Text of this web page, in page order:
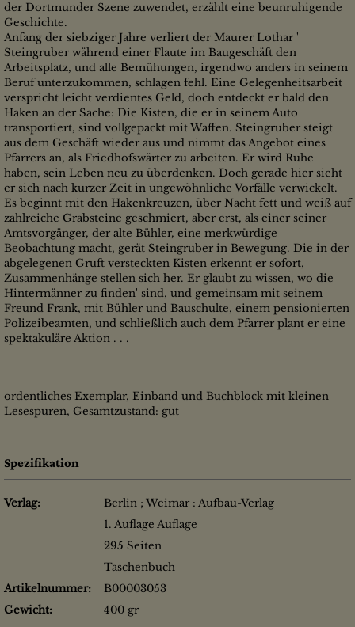
der Dortmunder Szene zuwendet, erzählt eine beunruhigende
Geschichte.
Anfang der siebziger Jahre verliert der Maurer Lothar '
Steingruber während einer Flaute im Baugeschäft den
Arbeitsplatz, und alle Bemühungen, irgendwo anders in seinem
Beruf unterzukommen, schlagen fehl. Eine Gelegenheitsarbeit
verspricht leicht verdientes Geld, doch entdeckt er bald den
Haken an der Sache: Die Kisten, die er in seinem Auto
transportiert, sind vollgepackt mit Waffen. Steingruber steigt
aus dem Geschäft wieder aus und nimmt das Angebot eines
Pfarrers an, als Friedhofswärter zu arbeiten. Er wird Ruhe
haben, sein Leben neu zu überdenken. Doch gerade hier sieht
er sich nach kurzer Zeit in ungewöhnliche Vorfälle verwickelt.
Es beginnt mit den Hakenkreuzen, über Nacht fett und weiß auf
zahlreiche Grabsteine geschmiert, aber erst, als einer seiner
Amtsvorgänger, der alte Bühler, eine merkwürdige
Beobachtung macht, gerät Steingruber in Bewegung. Die in der
abgelegenen Gruft versteckten Kisten erkennt er sofort,
Zusammenhänge stellen sich her. Er glaubt zu wissen, wo die
Hintermänner zu finden' sind, und gemeinsam mit seinem
Freund Frank, mit Bühler und Bauschulte, einem pensionierten
Polizeibeamten, und schließlich auch dem Pfarrer plant er eine
spektakuläre Aktion . . .
ordentliches Exemplar, Einband und Buchblock mit kleinen
Lesespuren, Gesamtzustand: gut
Spezifikation
Verlag:
Berlin ; Weimar : Aufbau-Verlag
1. Auflage Auflage
295 Seiten
Taschenbuch
Artikelnummer:
B00003053
Gewicht:
400 gr